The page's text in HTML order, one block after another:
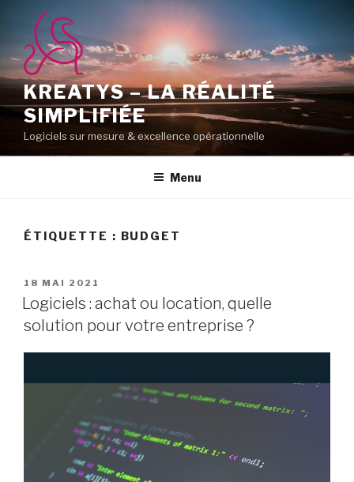
contenu
principal
KREATYS – LA RÉALITÉ
SIMPLIFIÉE
Logiciels sur mesure & excellence opérationnelle
Menu
ÉTIQUETTE : BUDGET
PUBLIÉ
LE
18 MAI 2021
Logiciels : achat ou location, quelle
solution pour votre entreprise ?